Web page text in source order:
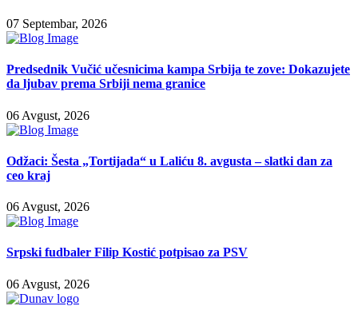
07 Septembar, 2026
Predsednik Vučić učesnicima kampa Srbija te zove: Dokazujete
da ljubav prema Srbiji nema granice
06 Avgust, 2026
Odžaci: Šesta „Tortijada“ u Laliću 8. avgusta – slatki dan za
ceo kraj
06 Avgust, 2026
Srpski fudbaler Filip Kostić potpisao za PSV
06 Avgust, 2026